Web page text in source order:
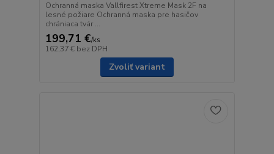
Ochranná maska Vallfirest Xtreme Mask 2F na
lesné požiare Ochranná maska pre hasičov
chrániaca tvár ...
199,71 €/ks
162,37 € bez DPH
Zvoliť variant